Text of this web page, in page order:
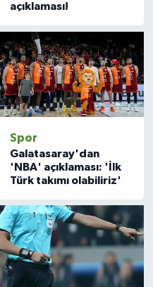
açıklaması!
Spor
Galatasaray'dan
'NBA' açıklaması: 'İlk
Türk takımı olabiliriz'